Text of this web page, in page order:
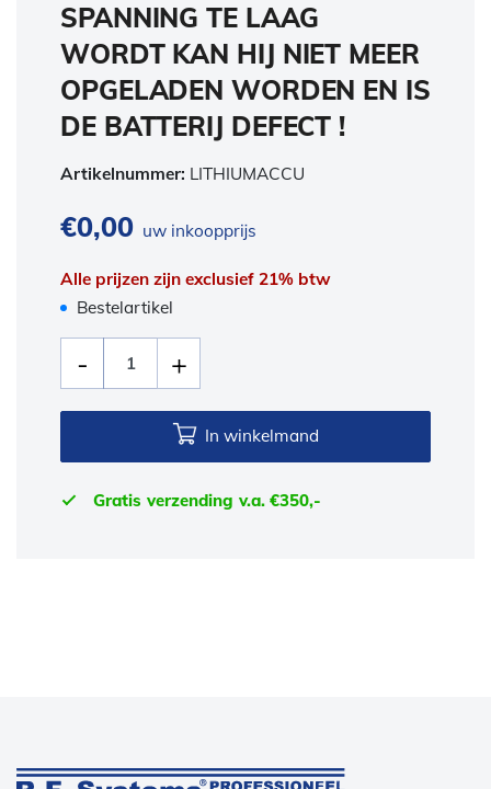
SPANNING TE LAAG
WORDT KAN HIJ NIET MEER
OPGELADEN WORDEN EN IS
DE BATTERIJ DEFECT !
Artikelnummer: LITHIUMACCU
€0,00 uw inkoopprijs
Alle prijzen zijn exclusief 21% btw
Bestelartikel
In winkelmand
Gratis verzending v.a. €350,-